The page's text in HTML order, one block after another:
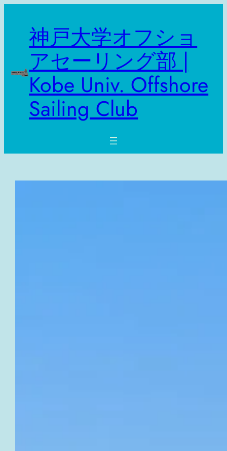
神戸大学オフショ
アセーリング部 |
Kobe Univ. Offshore
Sailing Club